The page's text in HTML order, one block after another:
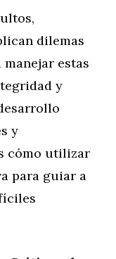
dilemas
estas
y
y
cómo utilizar
para guiar a